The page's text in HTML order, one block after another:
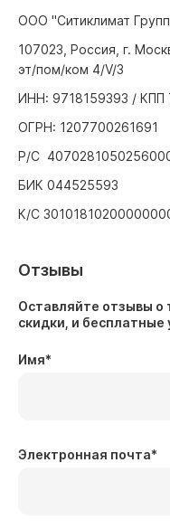
ООО "Ситиклимат
107023, Россия, г.
эт/пом/ком 4/V/3
ИНН: 9718159393 / КПП
ОГРН: 1207700261691
Р/С
БИК 044525593
К/С
Отзывы
Оставляйте отзывы о
скидки, и бесплатные
Имя*
Электронная почта*